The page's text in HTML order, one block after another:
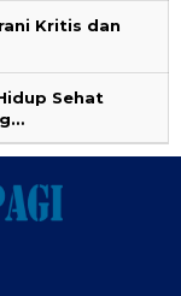
Kritis dan
Sehat